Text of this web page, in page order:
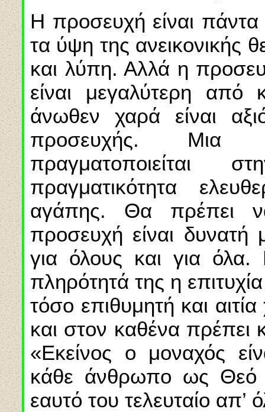
Η προσευχή είναι
τα ύψη της
και λύπη. Αλλά η
είναι μεγαλύτερη
άνωθεν χαρά είναι
προσευχής. Μια
πραγματικότητα
αγάπης. Θα πρέπει
προσευχή είναι
για όλους και για
πληρότητά της η
τόσο επιθυμητή και
και στον καθένα πρέπει
«Εκείνος ο μοναχός
κάθε άνθρωπο ως Θεό
εαυτό του τελευταίο απ’